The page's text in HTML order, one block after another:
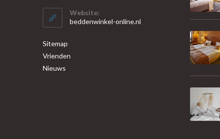
Website:
beddenwinkel-online.nl
Sitemap
Vrienden
Nieuws